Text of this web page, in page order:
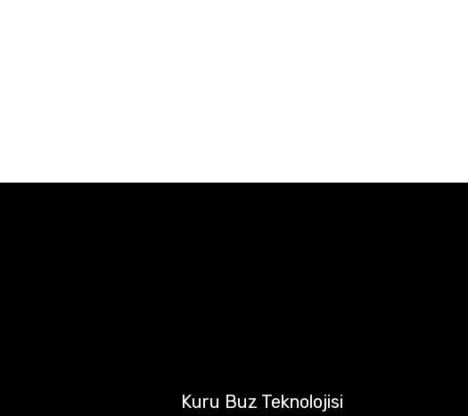
Kuru Buz Teknolojisi